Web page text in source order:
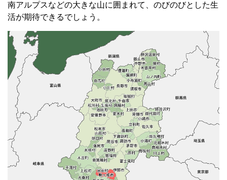
南アルプスなどの大きな山に囲まれて、のびのびとした生
活が期待できるでしょう。